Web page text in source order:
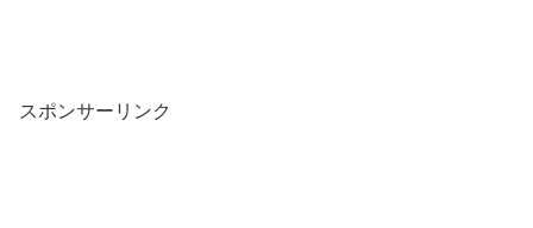
スポンサーリンク